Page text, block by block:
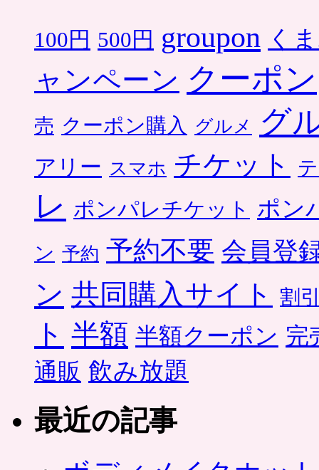
100円 500円 groupon く
ャンペーン クーポン
売 クーポン購入 グルメ グ
アリー スマホ チケット
レ ポンパレチケット ポン
ン 予約 予約不要 会員登
ン 共同購入サイト 割
ト 半額 半額クーポン 完
通販 飲み放題
最近の記事